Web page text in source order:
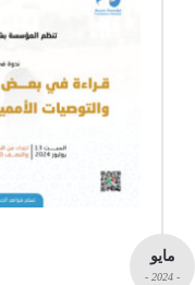
مايو
- 2024 -